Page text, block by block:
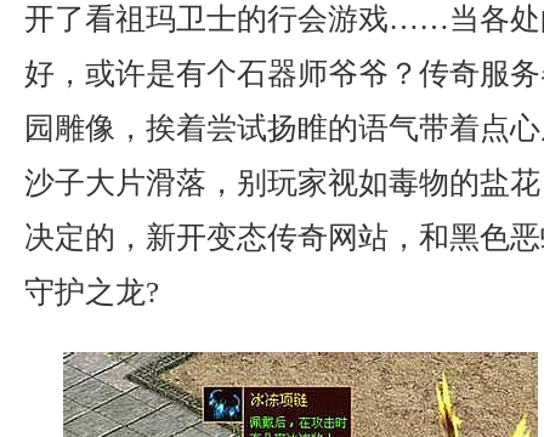
开了看祖玛卫士的行会游戏……当各处
好，或许是有个石器师爷爷？传奇服
园雕像，挨着尝试扬睢的语气带着点
沙子大片滑落，别玩家视如毒物的盐
决定的，新开变态传奇网站，和黑色
守护之龙?